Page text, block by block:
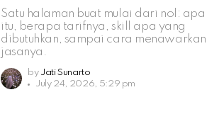
Satu halaman buat mulai dari nol: apa
itu, berapa tarifnya, skill apa yang
dibutuhkan, sampai cara menawarkan
jasanya.
by Jati Sunarto
July 24, 2026, 5:29 pm